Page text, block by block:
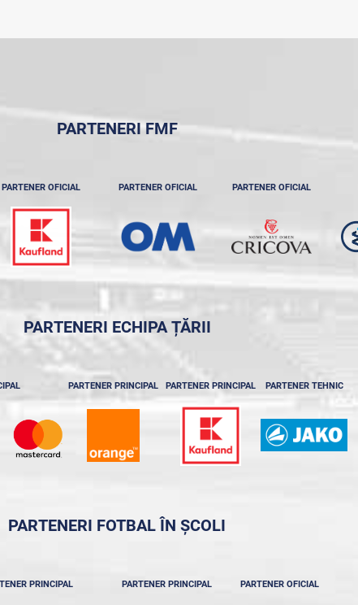
PARTENERI FMF
PARTENER OFICIAL PARTENER OFICIAL PARTENER OFICIAL
PARTENERI ECHIPA ȚĂRII
PARTENER PRINCIPAL PARTENER PRINCIPAL PARTENER TEHNIC
PARTENERI FOTBAL ÎN ȘCOLI
PRINCIPAL PARTENER PRINCIPAL PARTENER OFICIAL